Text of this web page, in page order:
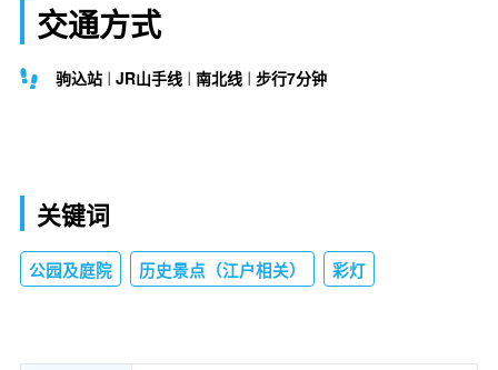
交通方式
驹込站 JR山手线 南北线 步行7分钟
关键词
公园及庭院 历史景点（江户相关） 彩灯